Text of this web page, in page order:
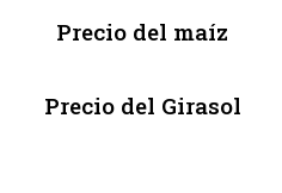
Precio del maíz
Precio del Girasol